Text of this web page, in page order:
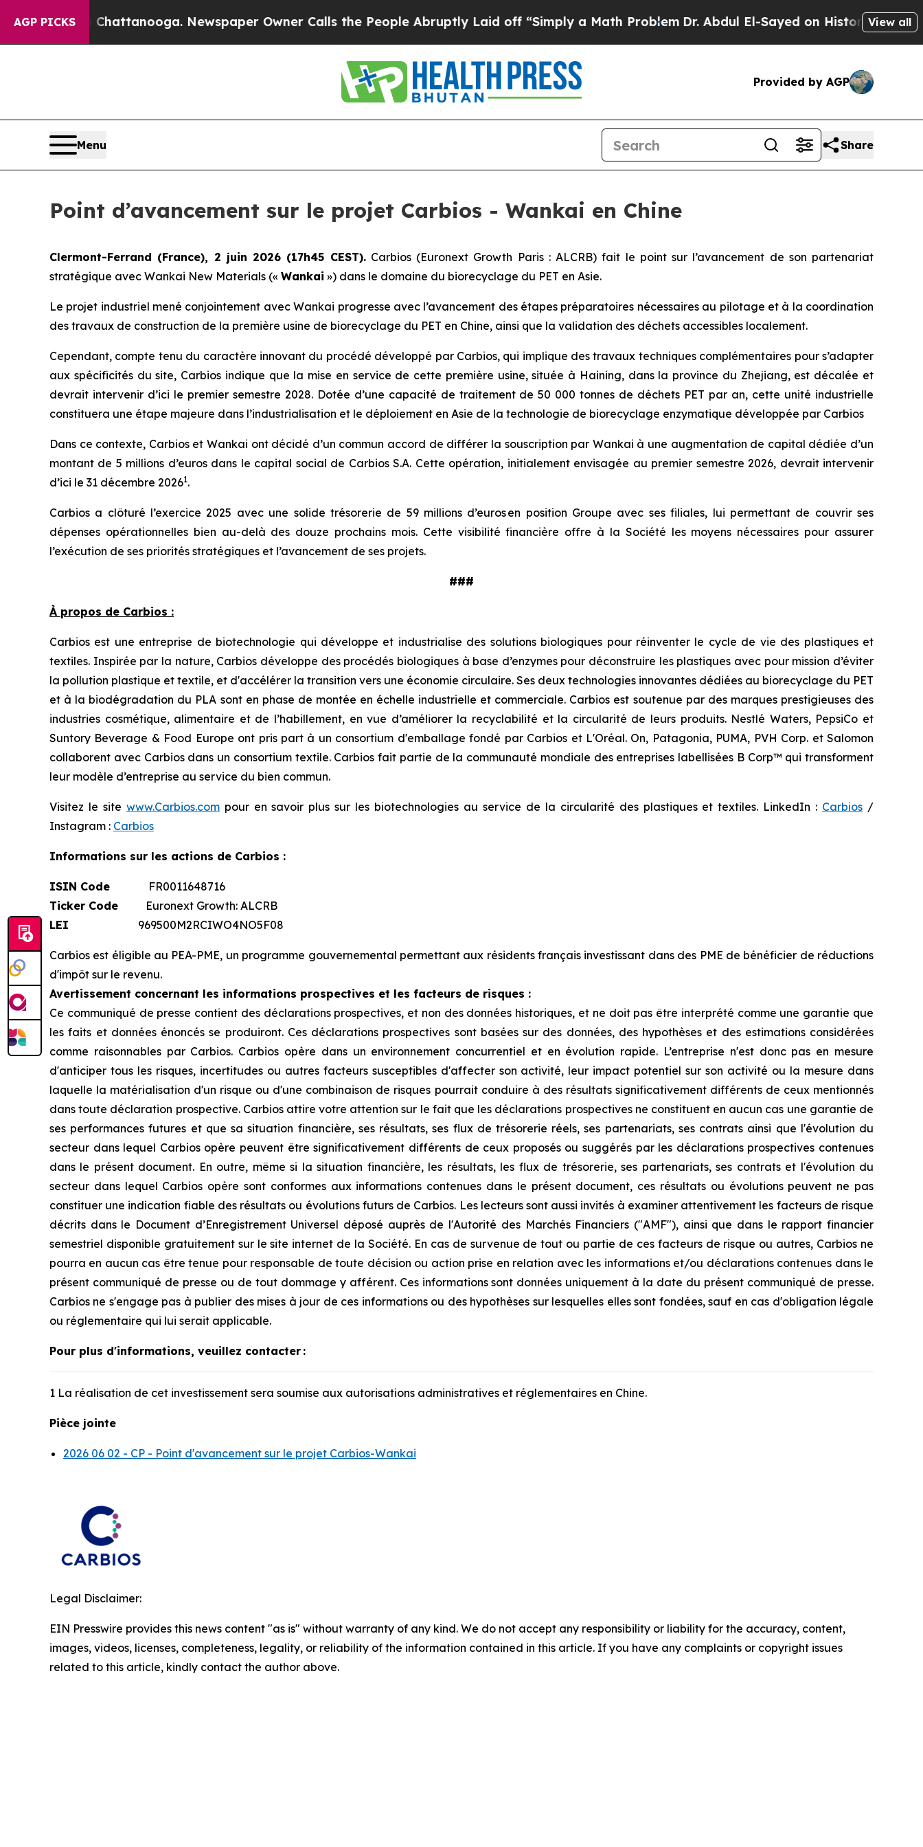
AGP PICKS
in Chattanooga. Newspaper Owner Calls the People Abruptly Laid off “Simply a Math Problem Dr. Abdul El-Sayed on Historic Michigan Win:
View all
Provided by AGP
Menu Share
Point d’avancement sur le projet Carbios - Wankai en Chine
Clermont-Ferrand (France), 2 juin 2026 (17h45 CEST).Carbios (Euronext Growth Paris : ALCRB) fait le point sur l’avancement de son partenariat
stratégique avec Wankai New Materials (« Wankai ») dans le domaine du biorecyclage du PET en Asie.
Le projet industriel mené conjointement avec Wankai progresse avec l’avancement des étapes préparatoires nécessaires au pilotage et à la coordination
des travaux de construction de la première usine de biorecyclage du PET en Chine, ainsi que la validation des déchets accessibles localement.
Cependant, compte tenu du caractère innovant du procédé développé par Carbios, qui implique des travaux techniques complémentaires pour s’adapter
aux spécificités du site, Carbios indique que la mise en service de cette première usine, située à Haining, dans la province du Zhejiang, est décalée et
devrait intervenir d’ici le premier semestre 2028. Dotée d’une capacité de traitement de 50 000 tonnes de déchets PET par an, cette unité industrielle
constituera une étape majeure dans l’industrialisation et le déploiement en Asie de la technologie de biorecyclage enzymatique développée par Carbios
Dans ce contexte, Carbios et Wankai ont décidé d’un commun accord de différer la souscription par Wankai à une augmentation de capital dédiée d’un
montant de 5 millions d’euros dans le capital social de Carbios S.A. Cette opération, initialement envisagée au premier semestre 2026, devrait intervenir
d’ici le 31 décembre 20261.
Carbios a clôturé l’exercice 2025 avec une solide trésorerie de 59 millions d’euros en position Groupe avec ses filiales, lui permettant de couvrir ses
dépenses opérationnelles bien au-delà des douze prochains mois. Cette visibilité financière offre à la Société les moyens nécessaires pour assurer
l’exécution de ses priorités stratégiques et l’avancement de ses projets.
###
À propos de Carbios :
Carbios est une entreprise de biotechnologie qui développe et industrialise des solutions biologiques pour réinventer le cycle de vie des plastiques et
textiles. Inspirée par la nature, Carbios développe des procédés biologiques à base d’enzymes pour déconstruire les plastiques avec pour mission d’éviter
la pollution plastique et textile, et d'accélérer la transition vers une économie circulaire. Ses deux technologies innovantes dédiées au biorecyclage du PET
et à la biodégradation du PLA sont en phase de montée en échelle industrielle et commerciale. Carbios est soutenue par des marques prestigieuses des
industries cosmétique, alimentaire et de l’habillement, en vue d’améliorer la recyclabilité et la circularité de leurs produits. Nestlé Waters, PepsiCo et
Suntory Beverage & Food Europe ont pris part à un consortium d'emballage fondé par Carbios et L'Oréal. On, Patagonia, PUMA, PVH Corp. et Salomon
collaborent avec Carbios dans un consortium textile. Carbios fait partie de la communauté mondiale des entreprises labellisées B Corp™ qui transforment
leur modèle d’entreprise au service du bien commun.
Visitez le site www.Carbios.compour en savoir plus sur les biotechnologies au service de la circularité des plastiques et textiles. LinkedIn : Carbios /
Instagram : Carbios
Informations sur les actions de Carbios :
ISIN Code FR0011648716
Ticker Code Euronext Growth: ALCRB
LEI
969500M2RCIWO4NO5F08
Carbios est éligible au PEA-PME, un programme gouvernemental permettant aux résidents français investissant dans des PME de bénéficier de réductions
d'impôt sur le revenu.
Avertissement concernant les informations prospectives et les facteurs de risques :
Ce communiqué de presse contient des déclarations prospectives, et non des données historiques, et ne doit pas être interprété comme une garantie que
les faits et données énoncés se produiront. Ces déclarations prospectives sont basées sur des données, des hypothèses et des estimations considérées
comme raisonnables par Carbios. Carbios opère dans un environnement concurrentiel et en évolution rapide. L’entreprise n'est donc pas en mesure
d'anticiper tous les risques, incertitudes ou autres facteurs susceptibles d'affecter son activité, leur impact potentiel sur son activité ou la mesure dans
laquelle la matérialisation d'un risque ou d'une combinaison de risques pourrait conduire à des résultats significativement différents de ceux mentionnés
dans toute déclaration prospective. Carbios attire votre attention sur le fait que les déclarations prospectives ne constituent en aucun cas une garantie de
ses performances futures et que sa situation financière, ses résultats, ses flux de trésorerie réels, ses partenariats, ses contrats ainsi que l'évolution du
secteur dans lequel Carbios opère peuvent être significativement différents de ceux proposés ou suggérés par les déclarations prospectives contenues
dans le présent document. En outre, même si la situation financière, les résultats, les flux de trésorerie, ses partenariats, ses contrats et l'évolution du
secteur dans lequel Carbios opère sont conformes aux informations contenues dans le présent document, ces résultats ou évolutions peuvent ne pas
constituer une indication fiable des résultats ou évolutions futurs de Carbios. Les lecteurs sont aussi invités à examiner attentivement les facteurs de risque
décrits dans le Document d’Enregistrement Universel déposé auprès de l'Autorité des Marchés Financiers ("AMF"), ainsi que dans le rapport financier
semestriel disponible gratuitement sur le site internet de la Société. En cas de survenue de tout ou partie de ces facteurs de risque ou autres, Carbios ne
pourra en aucun cas être tenue pour responsable de toute décision ou action prise en relation avec les informations et/ou déclarations contenues dans le
présent communiqué de presse ou de tout dommage y afférent. Ces informations sont données uniquement à la date du présent communiqué de presse.
Carbios ne s'engage pas à publier des mises à jour de ces informations ou des hypothèses sur lesquelles elles sont fondées, sauf en cas d'obligation légale
ou réglementaire qui lui serait applicable.
Pour plus d'informations, veuillez contacter :
1 La réalisation de cet investissement sera soumise aux autorisations administratives et réglementaires en Chine.
Pièce jointe
2026 06 02 - CP - Point d'avancement sur le projet Carbios-Wankai
Legal Disclaimer:
EIN Presswire provides this news content "as is" without warranty of any kind. We do not accept any responsibility or liability for the accuracy, content,
images, videos, licenses, completeness, legality, or reliability of the information contained in this article. If you have any complaints or copyright issues
related to this article, kindly contact the author above.